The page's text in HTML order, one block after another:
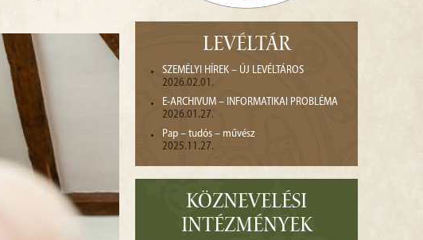
LEVÉLTÁR
SZEMÉLYI HÍREK – ÚJ LEVÉLTÁROS
2026.02.01.
E-ARCHIVUM – INFORMATIKAI PROBLÉMA
2026.01.27.
Pap – tudós – művész
2025.11.27.
KÖZNEVELÉSI
INTÉZMÉNYEK